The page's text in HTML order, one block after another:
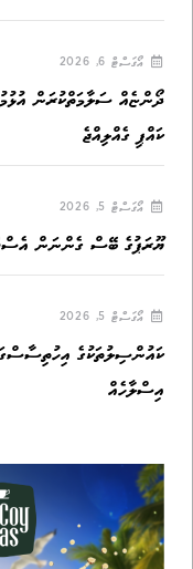
އޯގަސްޓް 6, 2026
ދޯންޏެއް ސަލާމަތްކުރަން
ކައްޕި ގެއްލިއްޖެ
އޯގަސްޓް 5, 2026
ޔޫރަޕުގެ ބޭސް ގެންނަން
އޯގަސްޓް 5, 2026
ކައުންސިލުތަކުގެ
އިސްލާހެއް